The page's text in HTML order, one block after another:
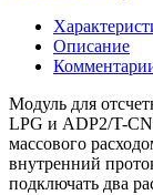
Описание
Модуль для
LPG и ADP2/T-
массового
внутренний
подключать два